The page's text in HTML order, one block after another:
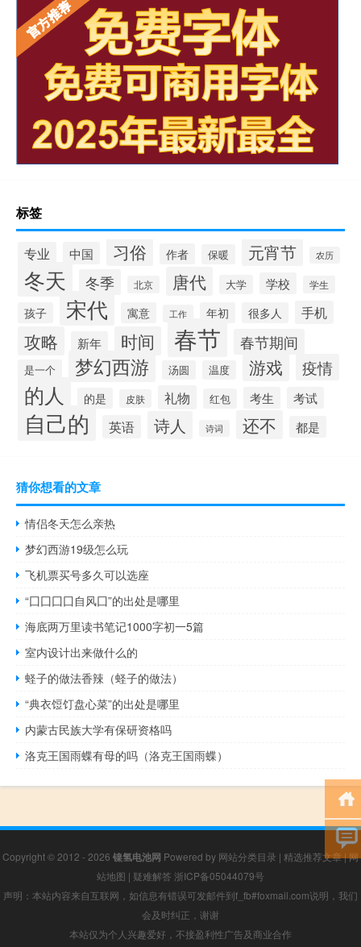
标签
专业 中国 习俗 作者 保暖 元宵节 农历
冬天 冬季 北京 唐代 大学 学校 学生
孩子 宋代 寓意 工作 年初 很多人 手机
攻略 新年 时间 春节 春节期间
是一个 梦幻西游 汤圆 温度 游戏 疫情
的人 的是 皮肤 礼物 红包 考生 考试
自己的 英语 诗人 诗词 还不 都是
猜你想看的文章
情侣冬天怎么亲热
梦幻西游19级怎么玩
飞机票买号多久可以选座
“囗囗囗囗自风囗”的出处是哪里
海底两万里读书笔记1000字初一5篇
室内设计出来做什么的
蛏子的做法香辣（蛏子的做法）
“典衣饾饤盘心菜”的出处是哪里
内蒙古民族大学有保研资格吗
洛克王国雨蝶有母的吗（洛克王国雨蝶）
Copyright © 2012 - 2026 镍氢电池网 Powered by 网站分类目录 | 精选推荐文章|网
站地图 | 疑难解答 浙ICP备05044079号
声明：本站内容来自互联网，如信息有错误可发邮件到f_fb#foxmail.com说明，我们
会及时纠正，谢谢
本站仅为个人兴趣爱好，不接盈利性广告及商业合作